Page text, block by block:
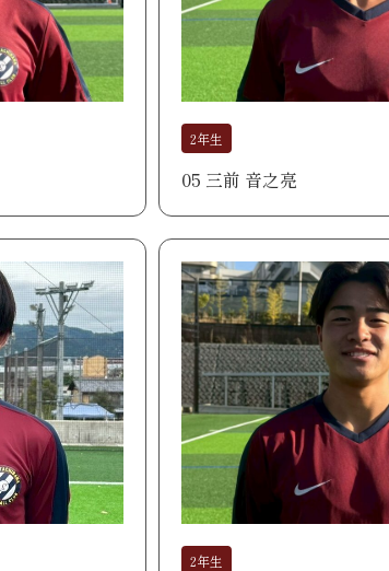
2年生
05 三前 音之亮
2年生